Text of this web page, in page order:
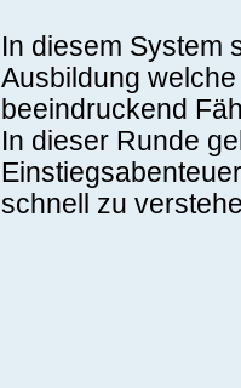
In diesem System
Ausbildung
beeindruckend
In dieser Runde
schnell zu